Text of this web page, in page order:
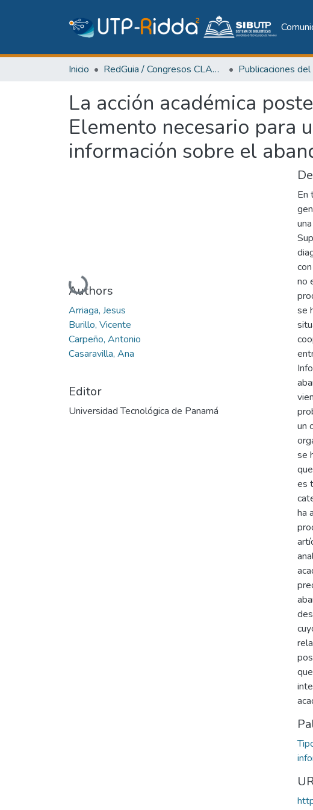
Inicio RedGuia / Congresos CLABES
La acción académica
Elemento necesario para
información sobre el
Cargando...
Authors
Arriaga, Jesus
Burillo, Vicente
Carpeño, Antonio
Casaravilla, Ana
Editor
Universidad Tecnológica de Panamá
En
no
se
un
se
es
ha